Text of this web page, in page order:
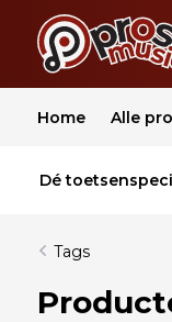
Home Alle
Dé
Tags